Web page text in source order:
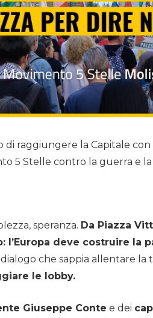
di raggiungere la Capitale
5 Stelle contro la guerra e la
speranza. Da Piazza
deve costruire la
che sappia allentare
le lobby.
Giuseppe Conte e dei